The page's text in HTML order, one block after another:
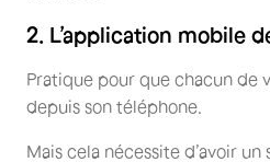
2. L’application mobile
Pratique pour que chacun de
depuis son téléphone.
Mais cela nécessite d’avoir